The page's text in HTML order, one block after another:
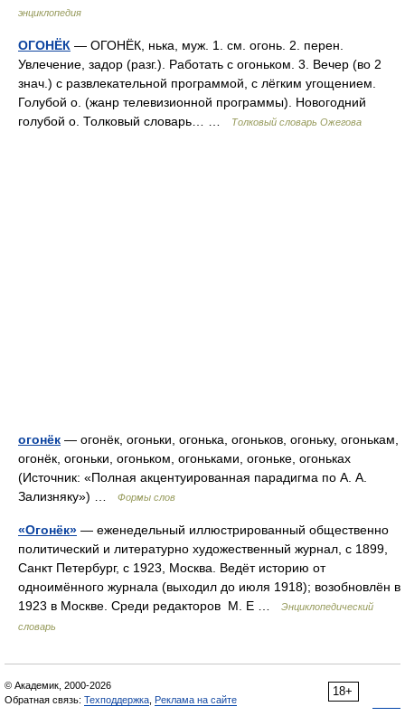
энциклопедия
ОГОНЁК — ОГОНЁК, нька, муж. 1. см. огонь. 2. перен.
Увлечение, задор (разг.). Работать с огоньком. 3. Вечер (во 2
знач.) с развлекательной программой, с лёгким угощением.
Голубой о. (жанр телевизионной программы). Новогодний
голубой о. Толковый словарь… …
Толковый словарь Ожегова
огонёк — огонёк, огоньки, огонька, огоньков, огоньку, огонькам,
огонёк, огоньки, огоньком, огоньками, огоньке, огоньках
(Источник: «Полная акцентуированная парадигма по А. А.
Зализняку») …
Формы слов
«Огонёк» — еженедельный иллюстрированный общественно
политический и литературно художественный журнал, с 1899,
Санкт Петербург, с 1923, Москва. Ведёт историю от
одноимённого журнала (выходил до июля 1918); возобновлён в
1923 в Москве. Среди редакторов М. Е …
Энциклопедический
словарь
18+
© Академик, 2000-2026
Обратная связь: Техподдержка Реклама на сайте